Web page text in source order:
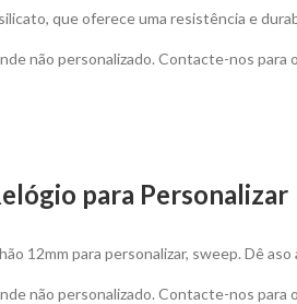
que oferece uma resistência e
não personalizado. Contacte-nos
para Personalizar
12mm para personalizar, sweep. Dê
não personalizado. Contacte-nos